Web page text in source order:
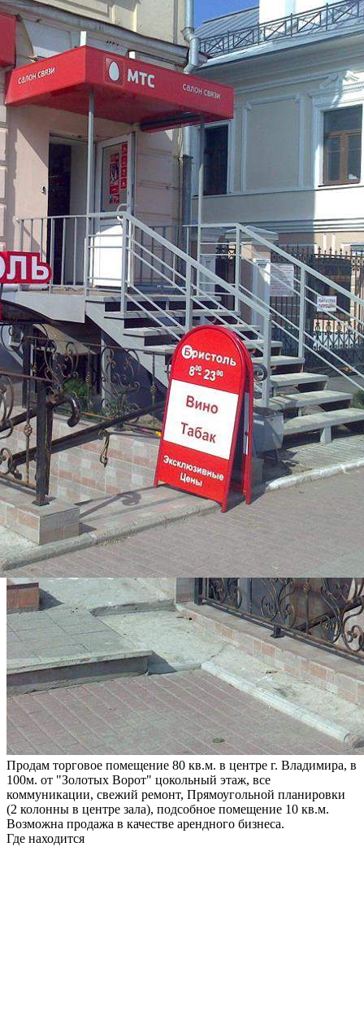
Желаемый / подходящий вид деятельности
Не указан
Назначение
Торговое
Размер площади (м2)
80
Цена за помещение
11 000 000 руб.
Цена за 1 кв. м
137 500 руб.
О помещении
Продам торговое помещение 80 кв.м. в центре г. Владимира, в
100м. от "Золотых Ворот" цокольный этаж, все
коммуникации, свежий ремонт, Прямоугольной планировки
(2 колонны в центре зала), подсобное помещение 10 кв.м.
Возможна продажа в качестве арендного бизнеса.
Где находится